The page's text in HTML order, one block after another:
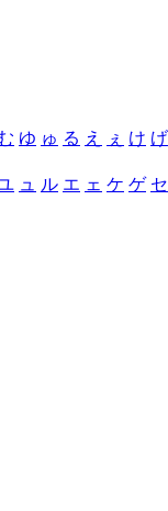
ゆ ゅ る え ぇ け げ
ュ ル エ ェ ケ ゲ セ